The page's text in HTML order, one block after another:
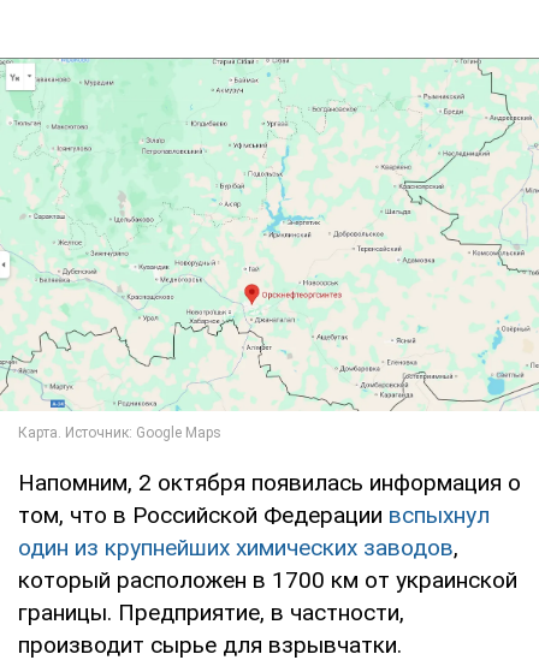
Напомним, 2 октября появилась информация о
том, что в Российской Федерации вспыхнул
один из крупнейших химических заводов,
который расположен в 1700 км от украинской
границы. Предприятие, в частности,
производит сырье для взрывчатки.